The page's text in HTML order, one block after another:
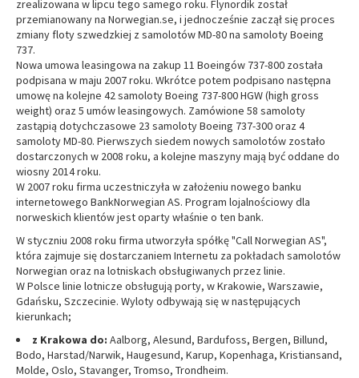
zrealizowana w lipcu tego samego roku. Flynordik został
przemianowany na Norwegian.se, i jednocześnie zaczął się proces
zmiany floty szwedzkiej z samolotów MD-80 na samoloty Boeing
737.
Nowa umowa leasingowa na zakup 11 Boeingów 737-800 została
podpisana w maju 2007 roku. Wkrótce potem podpisano następna
umowę na kolejne 42 samoloty Boeing 737-800 HGW (high gross
weight) oraz 5 umów leasingowych. Zamówione 58 samoloty
zastąpią dotychczasowe 23 samoloty Boeing 737-300 oraz 4
samoloty MD-80. Pierwszych siedem nowych samolotów zostało
dostarczonych w 2008 roku, a kolejne maszyny mają być oddane do
wiosny 2014 roku.
W 2007 roku firma uczestniczyła w założeniu nowego banku
internetowego BankNorwegian AS. Program lojalnościowy dla
norweskich klientów jest oparty właśnie o ten bank.
W styczniu 2008 roku firma utworzyła spółkę "Call Norwegian AS",
która zajmuje się dostarczaniem Internetu za pokładach samolotów
Norwegian oraz na lotniskach obsługiwanych przez linie.
W Polsce linie lotnicze obsługują porty, w Krakowie, Warszawie,
Gdańsku, Szczecinie. Wyloty odbywają się w następujących
kierunkach;
z Krakowa do: Aalborg, Alesund, Bardufoss, Bergen, Billund,
Bodo, Harstad/Narwik, Haugesund, Karup, Kopenhaga, Kristiansand,
Molde, Oslo, Stavanger, Tromso, Trondheim.